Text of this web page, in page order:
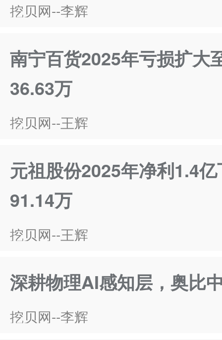
挖贝网--李辉
南宁百货2025年亏损扩大
36.63万
挖贝网--王辉
元祖股份2025年净利1.4
91.14万
挖贝网--王辉
深耕物理AI感知层，奥比
挖贝网--李辉